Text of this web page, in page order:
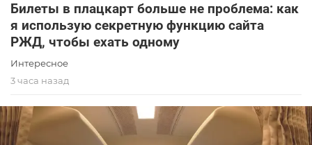
Билеты в плацкарт больше не проблема: как
я использую секретную функцию сайта
РЖД, чтобы ехать одному
Интересное
3 часа назад